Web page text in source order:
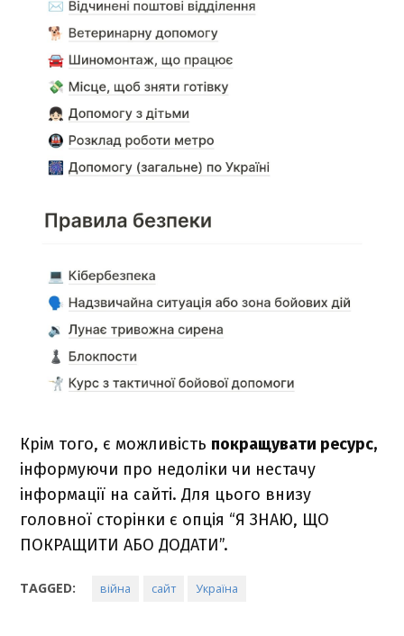
Крім того, є можливість покращувати ресурс,
інформуючи про недоліки чи нестачу
інформації на сайті. Для цього внизу
головної сторінки є опція “Я ЗНАЮ, ЩО
ПОКРАЩИТИ АБО ДОДАТИ”.
TAGGED: війна сайт Україна